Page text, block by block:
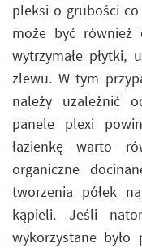
pleksi o grubości
może być również
wytrzymałe płytki,
zlewu. W tym
należy uzależnić
panele plexi
łazienkę warto
organiczne
tworzenia półek
kąpieli. Jeśli
wykorzystane było